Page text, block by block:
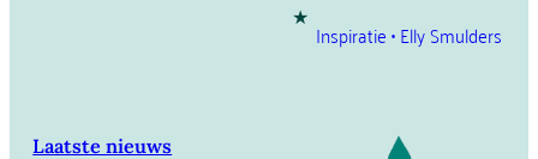
Inspiratie • Elly Smulders
Laatste nieuws